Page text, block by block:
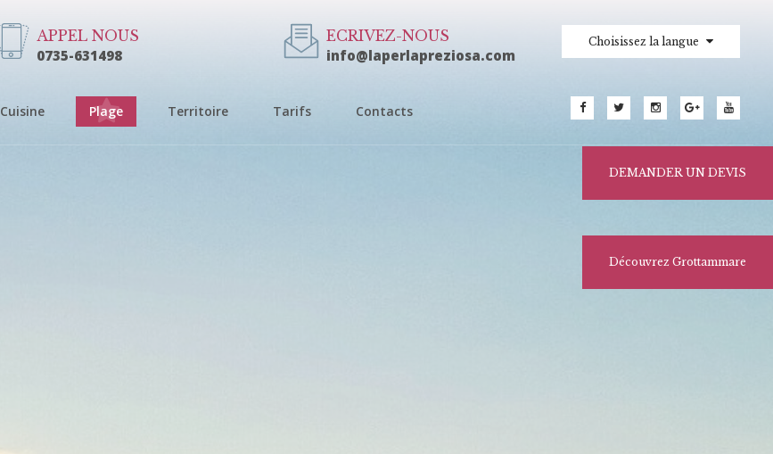
APPEL NOUS
0735-631498
ECRIVEZ-NOUS
info@laperlapreziosa.com
Choisissez la langue
Cuisine Plage Territoire Tarifs Contacts
DEMANDER UN DEVIS
Découvrez Grottammare